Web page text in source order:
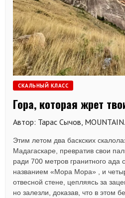
СКАЛЬНЫЙ КЛАСС
Гора, которая жрет
Автор: Тарас Сычов,
Этим летом два баскских
Мадагаскаре, превратив свои
ради 700 метров гранитного ада
названием «Мора Мора» , и
отвесной стене, цепляясь за
но залезли, доказав, что в этом